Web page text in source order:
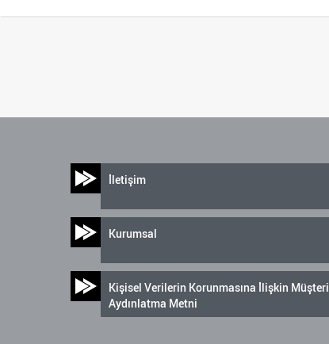
İletişim
Kurumsal
Kişisel Verilerin Korunmasına İlişkin Müşteri
Aydınlatma Metni